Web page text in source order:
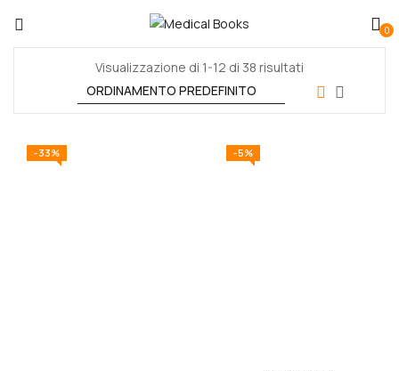
0
Visualizzazione di 1-12 di 38 risultati
-33% -5%